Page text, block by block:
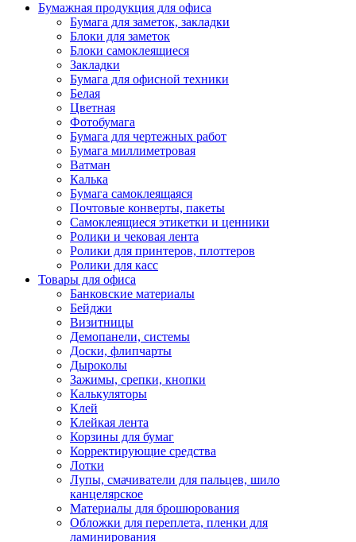
Бумажная продукция для офиса
Бумага для заметок, закладки
Блоки для заметок
Блоки самоклеящиеся
Закладки
Бумага для офисной техники
Белая
Цветная
Фотобумага
Бумага для чертежных работ
Бумага миллиметровая
Ватман
Калька
Бумага самоклеящаяся
Почтовые конверты, пакеты
Самоклеящиеся этикетки и ценники
Ролики и чековая лента
Ролики для принтеров, плоттеров
Ролики для касс
Товары для офиса
Банковские материалы
Бейджи
Визитницы
Демопанели, системы
Доски, флипчарты
Дыроколы
Зажимы, срепки, кнопки
Калькуляторы
Клей
Клейкая лента
Корзины для бумаг
Корректирующие средства
Лотки
Лупы, смачиватели для пальцев, шило
канцелярское
Материалы для брошюрования
Обложки для переплета, пленки для
ламинирования